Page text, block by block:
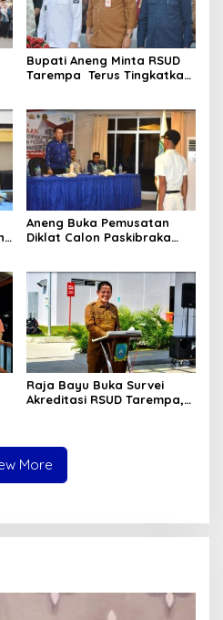
Bupati Aneng Minta RSUD
Tarempa Terus Tingkatkan
Aneng Buka Pemusatan
Diklat Calon Paskibraka
Kepemimpinan
Raja Bayu Buka Survei
Akreditasi RSUD Tarempa,
More